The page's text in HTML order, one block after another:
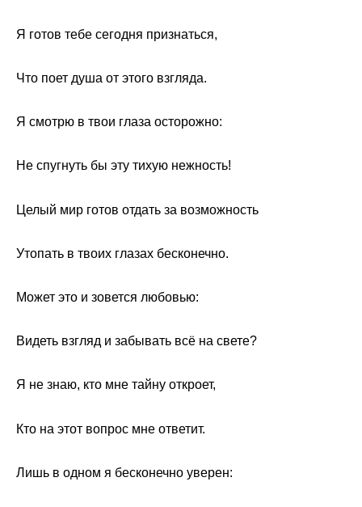
Я готов тебе сегодня признаться,
Что поет душа от этого взгляда.
Я смотрю в твои глаза осторожно:
Не спугнуть бы эту тихую нежность!
Целый мир готов отдать за возможность
Утопать в твоих глазах бесконечно.
Может это и зовется любовью:
Видеть взгляд и забывать всё на свете?
Я не знаю, кто мне тайну откроет,
Кто на этот вопрос мне ответит.
Лишь в одном я бесконечно уверен: